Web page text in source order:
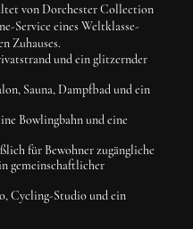
von Dorchester Collection
Service eines Weltklasse-
Zuhauses.
und ein glitzernder
Sauna, Dampfbad und ein
Bowlingbahn und eine
für Bewohner zugängliche
gemeinschaftlicher
Cycling-Studio und ein